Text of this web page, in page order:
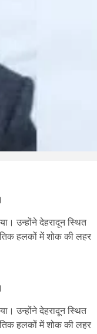
उन्होंने देहरादून स्थित
हलकों में शोक की लहर
उन्होंने देहरादून स्थित
हलकों में शोक की लहर